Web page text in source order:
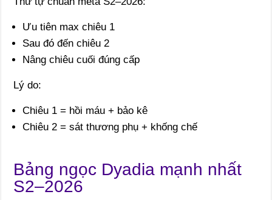
Ưu tiên max chiêu 1
Sau đó đến chiêu 2
Nâng chiêu cuối đúng cấp
Lý do:
Chiêu 1 = hồi máu + bảo kê
Chiêu 2 = sát thương phụ + khống chế
Bảng ngọc Dyadia mạnh nhất
S2–2026